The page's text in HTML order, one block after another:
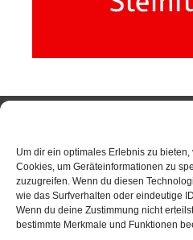
Um dir ein optimales Erlebnis zu
Cookies, um Geräteinformationen zu
zuzugreifen. Wenn du diesen
wie das Surfverhalten oder eindeutige
Wenn du deine Zustimmung nicht
bestimmte Merkmale und Funktionen
SPORTKEGELN
Neuigkeiten